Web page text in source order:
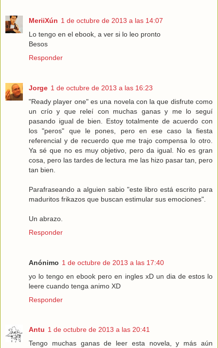
MeriiXún 1 de octubre de 2013 a las 14:07
Lo tengo en el ebook, a ver si lo leo pronto
Besos
Responder
Jorge 1 de octubre de 2013 a las 16:23
"Ready player one" es una novela con la que disfrute como
un crío y que releí con muchas ganas y me lo seguí
pasando igual de bien. Estoy totalmente de acuerdo con
los "peros" que le pones, pero en ese caso la fiesta
referencial y de recuerdo que me trajo compensa lo otro.
Ya sé que no es muy objetivo, pero da igual. No es gran
cosa, pero las tardes de lectura me las hizo pasar tan, pero
tan bien.
Parafraseando a alguien sabio "este libro está escrito para
maduritos frikazos que buscan estimular sus emociones".
Un abrazo.
Responder
Anónimo 1 de octubre de 2013 a las 17:40
yo lo tengo en ebook pero en ingles xD un dia de estos lo
leere cuando tenga animo XD
Responder
Antu 1 de octubre de 2013 a las 20:41
Tengo muchas ganas de leer esta novela, y más aún